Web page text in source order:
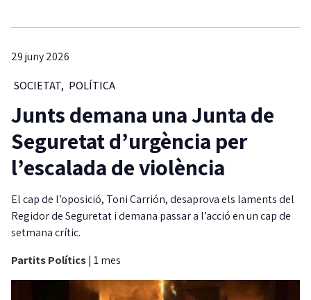
29 juny 2026
SOCIETAT, POLÍTICA
Junts demana una Junta de
Seguretat d’urgència per
l’escalada de violència
El cap de l’oposició, Toni Carrión, desaprova els laments del
Regidor de Seguretat i demana passar a l’acció en un cap de
setmana crític.
Partits Polítics| 1 mes